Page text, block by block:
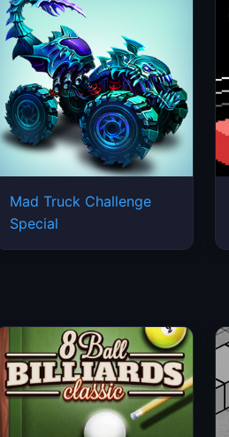
Mad Truck Challenge
Special